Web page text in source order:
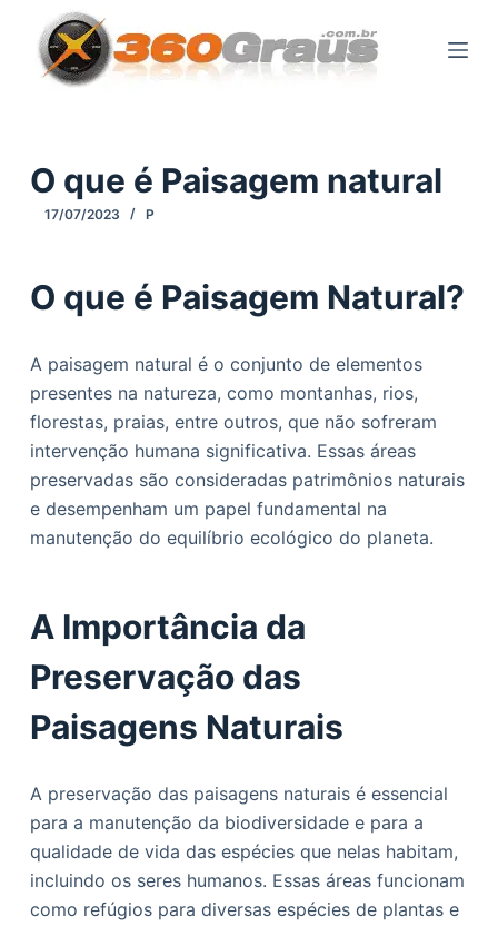
p
o
n
e
ú
d
o
O que é Paisagem natural
17/07/2023 P
O que é Paisagem Natural?
A paisagem natural é o conjunto de elementos
presentes na natureza, como montanhas, rios,
florestas, praias, entre outros, que não sofreram
intervenção humana significativa. Essas áreas
preservadas são consideradas patrimônios naturais
e desempenham um papel fundamental na
manutenção do equilíbrio ecológico do planeta.
A Importância da
Preservação das
Paisagens Naturais
A preservação das paisagens naturais é essencial
para a manutenção da biodiversidade e para a
qualidade de vida das espécies que nelas habitam,
incluindo os seres humanos. Essas áreas funcionam
como refúgios para diversas espécies de plantas e